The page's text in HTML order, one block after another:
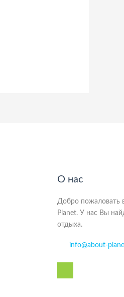
О нас
Добро пожаловать
Planet. У нас Вы
отдыха.
info@about-